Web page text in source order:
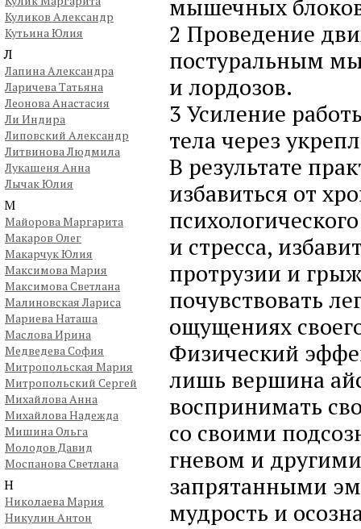
Куликов Александр
Кутьина Юлия
Л
Лапина Александра
Ларичева Татьяна
Леонова Анастасия
Ли Индира
Липовский Александр
Литвинова Людмила
Лукашеня Анна
Лычак Юлия
М
Майорова Маргарита
Макаров Олег
Макарчук Юлия
Максимова Мария
Максимова Светлана
Малиновская Лариса
Мариева Наташа
Маслова Ирина
Медведева София
Митропольская Мария
Митропольский Сергей
Михайлова Анна
Михайлова Надежда
Мишина Ольга
Молодов Давид
Моспанова Светлана
Н
Николаева Мария
Никулин Антон
мышечных
2 Проведение
постуральным
и лордозов.
3 Усиление
тела через
В результате
избавиться от
и стресса,
протрузии и
почувствовать
ощущениях
Физический
лишь вершина
воспринимать
со своими
гневом и
запрятанными
мудрость и